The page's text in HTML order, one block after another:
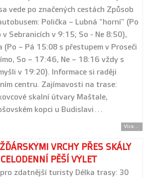
vede po značených cestách Způsob
Polička – Lubná “horní” (Po
Sebranicích v 9:15; So - Ne 8:50),
(Po – Pá 15:08 s přestupem v Proseči
So – 17:46, Ne – 18:16 vždy s
v 19:20). Informace si raději
centru. Zajímavosti na trase:
skalní útvary Maštale,
kopci u Budislavi…
Více...
VRCHY PŘES SKÁLY
PĚŠÍ VÝLET
zdatnější turisty Délka trasy: 30